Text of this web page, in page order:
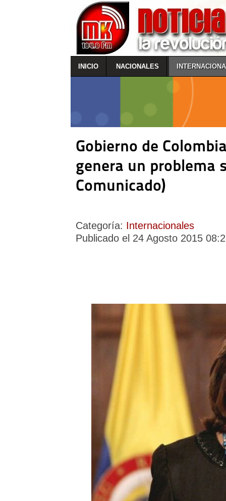
INICIO NACIONALES
Gobierno de
genera un problema
Comunicado)
Categoría: Internacionales
Publicado el 24 Agosto 2015